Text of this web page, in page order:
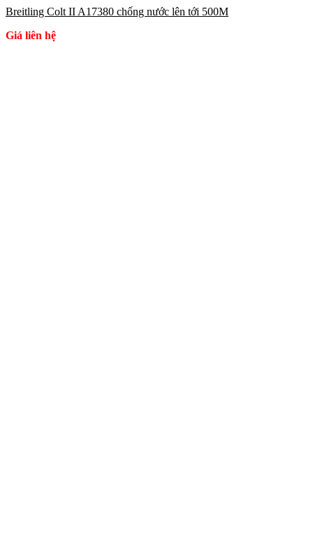
Breitling Colt II A17380 chống nước lên tới 500M
Giá liên hệ